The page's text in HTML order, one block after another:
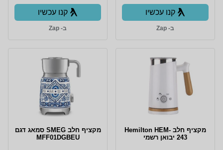
קנו עכשיו
ב- Zap
קנו עכשיו
ב- Zap
מקציף חלב Hemilton HEM-
243 יבואן רשמי
מקציף חלב SMEG סמאג דגם
MFF01DGBEU